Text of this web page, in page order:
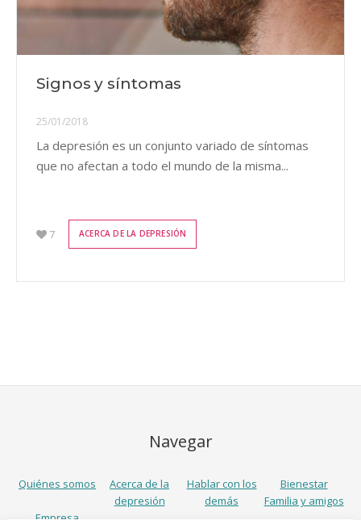
Signos y síntomas
25/01/2018
La depresión es un conjunto variado de síntomas
que no afectan a todo el mundo de la misma...
7 ACERCA DE LA DEPRESIÓN
Navegar
Quiénes somos
Acerca de la
depresión
Hablar con los
demás
Bienestar
Familia y amigos